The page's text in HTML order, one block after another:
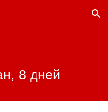
Skip to navigation
, 8дней